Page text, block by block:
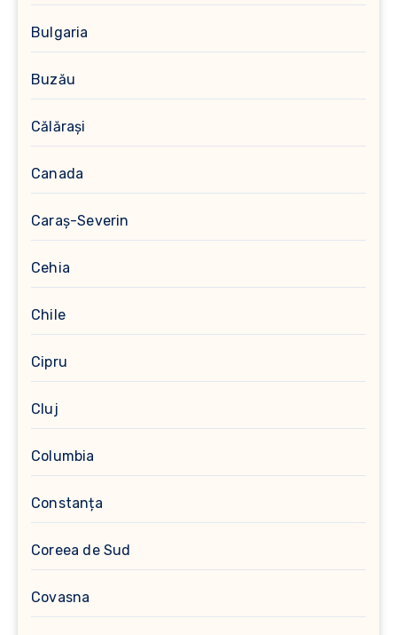
Bulgaria
Buzău
Călărași
Canada
Caraș-Severin
Cehia
Chile
Cipru
Cluj
Columbia
Constanța
Coreea de Sud
Covasna